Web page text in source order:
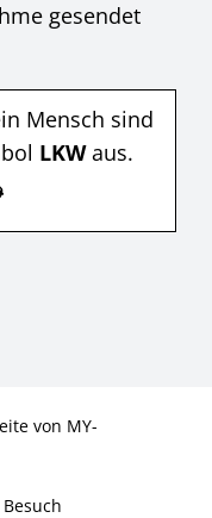
gesendet
Mensch sind
LKWaus.
von MY-